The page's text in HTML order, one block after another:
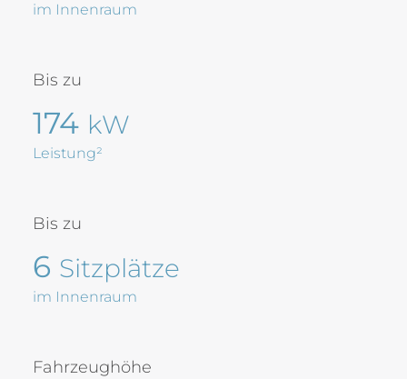
im Innenraum
Bis zu
174 kW
Leistung²
Bis zu
6 Sitzplätze
im Innenraum
Fahrzeughöhe